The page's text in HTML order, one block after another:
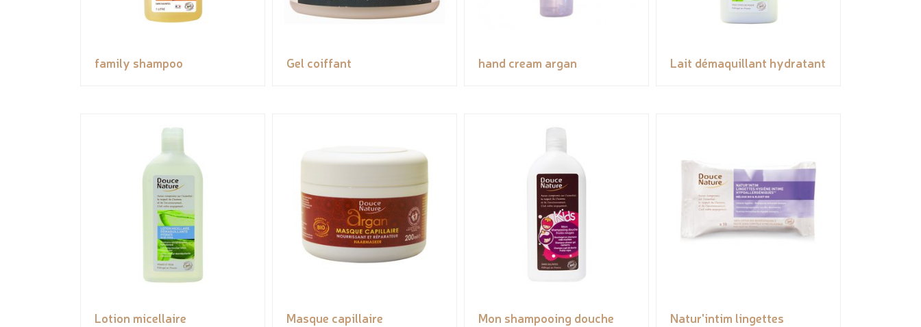
family shampoo Gel coiffant hand cream argan Lait démaquillant hydratant
Lotion micellaire
Masque capillaire
Mon shampooing douche
Natur'intim lingettes